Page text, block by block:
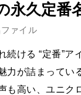
永久定番
ァイル
続ける “定番”ア
力が詰まってい
も高い、ユニク